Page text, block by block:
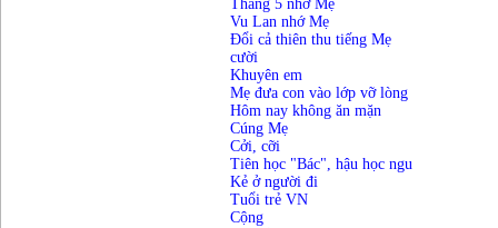
Tháng 5 nhớ Mẹ
Vu Lan nhớ Mẹ
Đổi cả thiên thu tiếng Mẹ
cười
Khuyên em
Mẹ đưa con vào lớp vỡ lòng
Hôm nay không ăn mặn
Cúng Mẹ
Cởi, cỡi
Tiên học "Bác", hậu học ngu
Kẻ ở người đi
Tuổi trẻ VN
Cộng